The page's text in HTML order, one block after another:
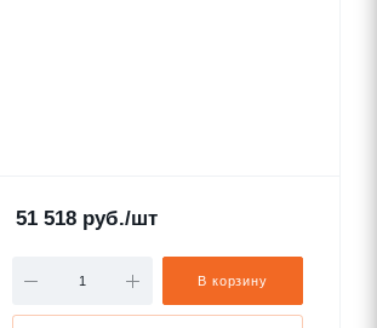
51 518 руб./шт
В корзину